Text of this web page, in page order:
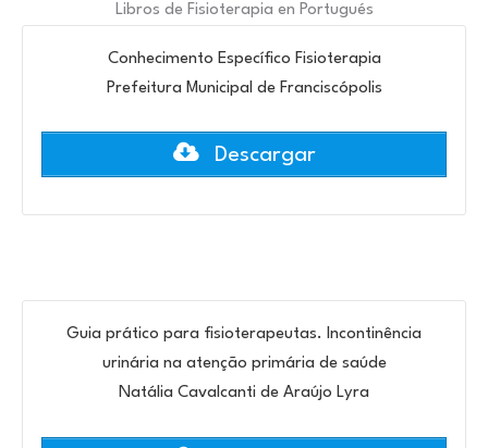
Libros de Fisioterapia en Portugués
Conhecimento Específico Fisioterapia
Prefeitura Municipal de Franciscópolis
Descargar
Guia prático para fisioterapeutas. Incontinência
urinária na atenção primária de saúde
Natália Cavalcanti de Araújo Lyra